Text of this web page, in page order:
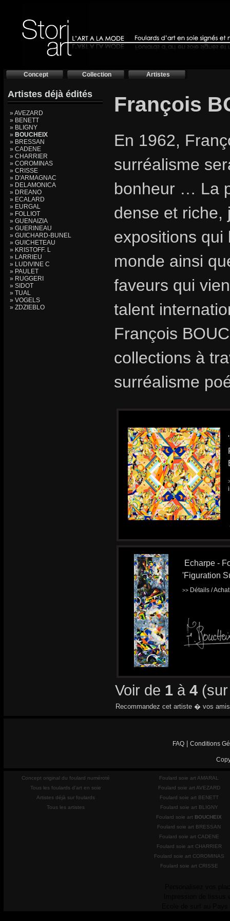
Concept Collection Artistes
Artistes déjà édités
» AVEZARD
» BENETT
» BLIGNY
» BOUCHEIX
» BRESSAN
» CADENE
» CHARRIER
» COROMINAS
» CRISSE
» D'ARMAGNAC
» DELAMONICA
» DREANO
» ECALARD
» EURGAL
» FOLLIOT
» GUENAIZIA
» GUERINEAU
» GUICHARD-BUNEL
» GUICHETEAU
» KRISTOFF. L
» LARRIEU
» LUDIVINE C
» PAULET
» RUGGERI
» SIDOT
» TUAL
» VOGELS
» ZDZIEBLO
François
En 1962,
surréalisme
bonheur … La
dense et riche,
expositions
monde ainsi
faveurs qui
talent
François
collections à
surréalisme
Echarpe -
'Figuration
>> Détails /
Voir de 1 à 4
Recommandez cet artiste � vos
FAQ Conditions
Concept original du foulard numéroté
Tous les foulards d'art en soie
Artistes déjà sur foulards
Tous les artistes
Foulard soie art AMARAL
Foulard soie art AVEZARD
Foulard soie art BENETT
Foulard soie art BLIGNY
Foulard soie art BOUCHEIX
Foulard soie art BRESSAN
Foulard soie art CADENE
Foulard soie art CHARRIER
Foulard soie art COROMINAS
Foulard soie art CRISSE